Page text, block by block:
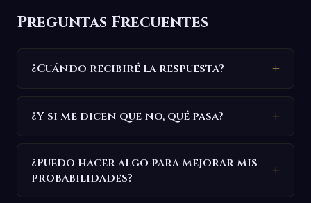
Preguntas Frecuentes
¿Cuándo recibiré la respuesta?
¿Y si me dicen que no, qué pasa?
¿Puedo hacer algo para mejorar mis
probabilidades?